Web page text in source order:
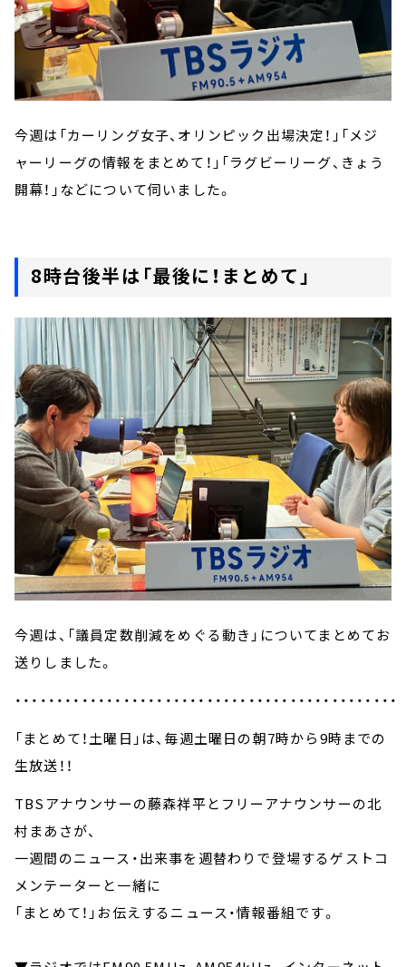
今週は「カーリング女子、オリンピック出場決定！」「メジ
ャーリーグの情報をまとめて！」「ラグビーリーグ、きょう
開幕！」などについて伺いました。
8時台後半は「最後に！まとめて」
今週は、「議員定数削減をめぐる動き」についてまとめてお
送りしました。
・・・・・・・・・・・・・・・・・・・・・・・・・・・・・・・・・・・・・・・・・・・・・・
「まとめて！土曜日」は、毎週土曜日の朝7時から9時までの
生放送！！
TBSアナウンサーの藤森祥平とフリーアナウンサーの北
村まあさが、
一週間のニュース・出来事を週替わりで登場するゲストコ
メンテーターと一緒に
「まとめて！」お伝えするニュース・情報番組です。